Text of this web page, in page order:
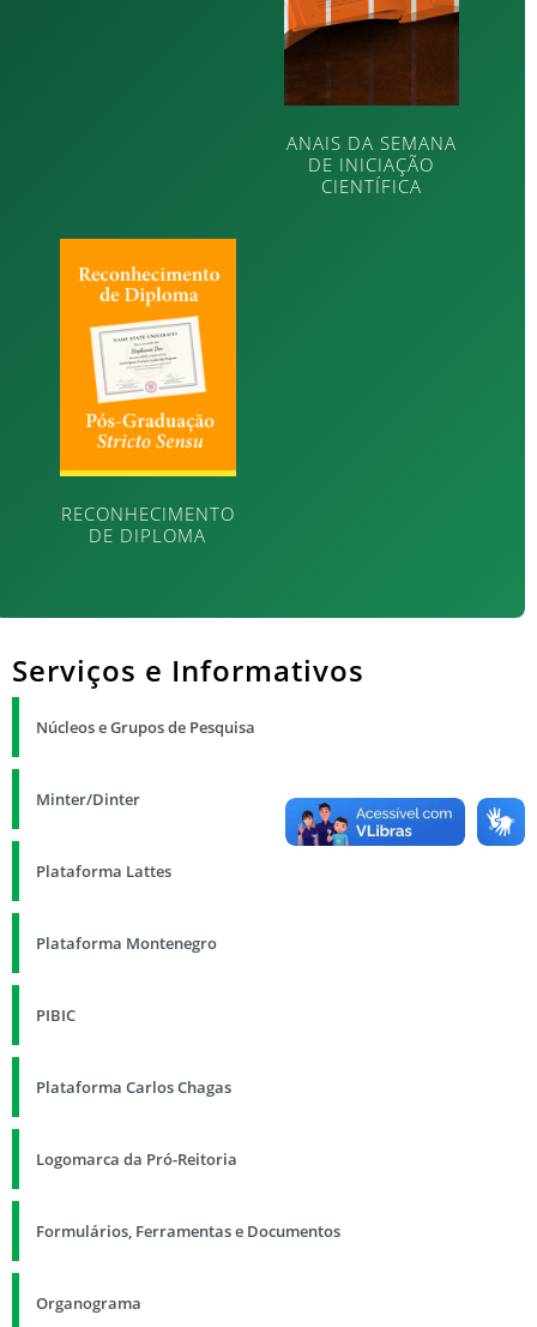
ANAIS DA SEMANA
DE INICIAÇÃO
CIENTÍFICA
RECONHECIMENTO
DE DIPLOMA
Serviços e Informativos
Núcleos e Grupos de Pesquisa
Minter/Dinter
Plataforma Lattes
Plataforma Montenegro
PIBIC
Plataforma Carlos Chagas
Logomarca da Pró-Reitoria
Formulários, Ferramentas e Documentos
Organograma